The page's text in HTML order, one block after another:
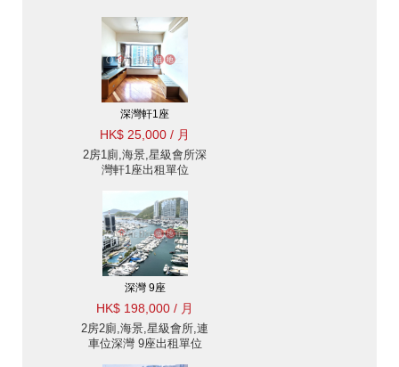
深灣軒1座
HK$ 25,000 / 月
2房1廁,海景,星級會所深
灣軒1座出租單位
深灣 9座
HK$ 198,000 / 月
2房2廁,海景,星級會所,連
車位深灣 9座出租單位